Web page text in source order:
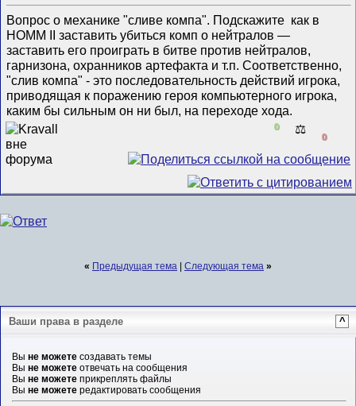
Вопрос о механике "сливе компа". Подскажите как в
HOMM II заставить убиться комп о нейтралов —
заставить его проиграть в битве против нейтралов,
гарнизона, охранников артефакта и т.п. Соответственно,
"слив компа" - это последовательность действий игрока,
приводящая к поражению героя компьютерного игрока,
каким бы сильным он ни был, на переходе хода.
0 ⚖️
0
« Предыдущая тема Следующая тема »
Ваши права в разделе ^
Вы не можетесоздавать темы
Вы не можетеотвечать на сообщения
Вы не можетеприкреплять файлы
Вы не можетередактировать сообщения